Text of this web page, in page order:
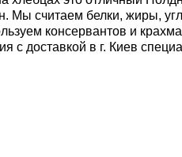
считаем белки, жиры,
консервантов и
с доставкой в г. Киев